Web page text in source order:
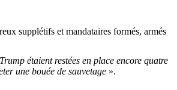
supplétifs et mandataires formés, armés
Trump étaient restées en place encore quatre
une bouée de sauvetage ».